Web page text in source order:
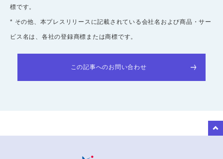
標です。
* その他、本プレスリリースに記載されている会社名および商品・サー
ビス名は、各社の登録商標または商標です。
この記事へのお問い合わせ